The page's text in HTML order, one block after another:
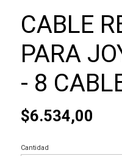
CABLE
PARA
- 8
$6.534,00
Cantidad